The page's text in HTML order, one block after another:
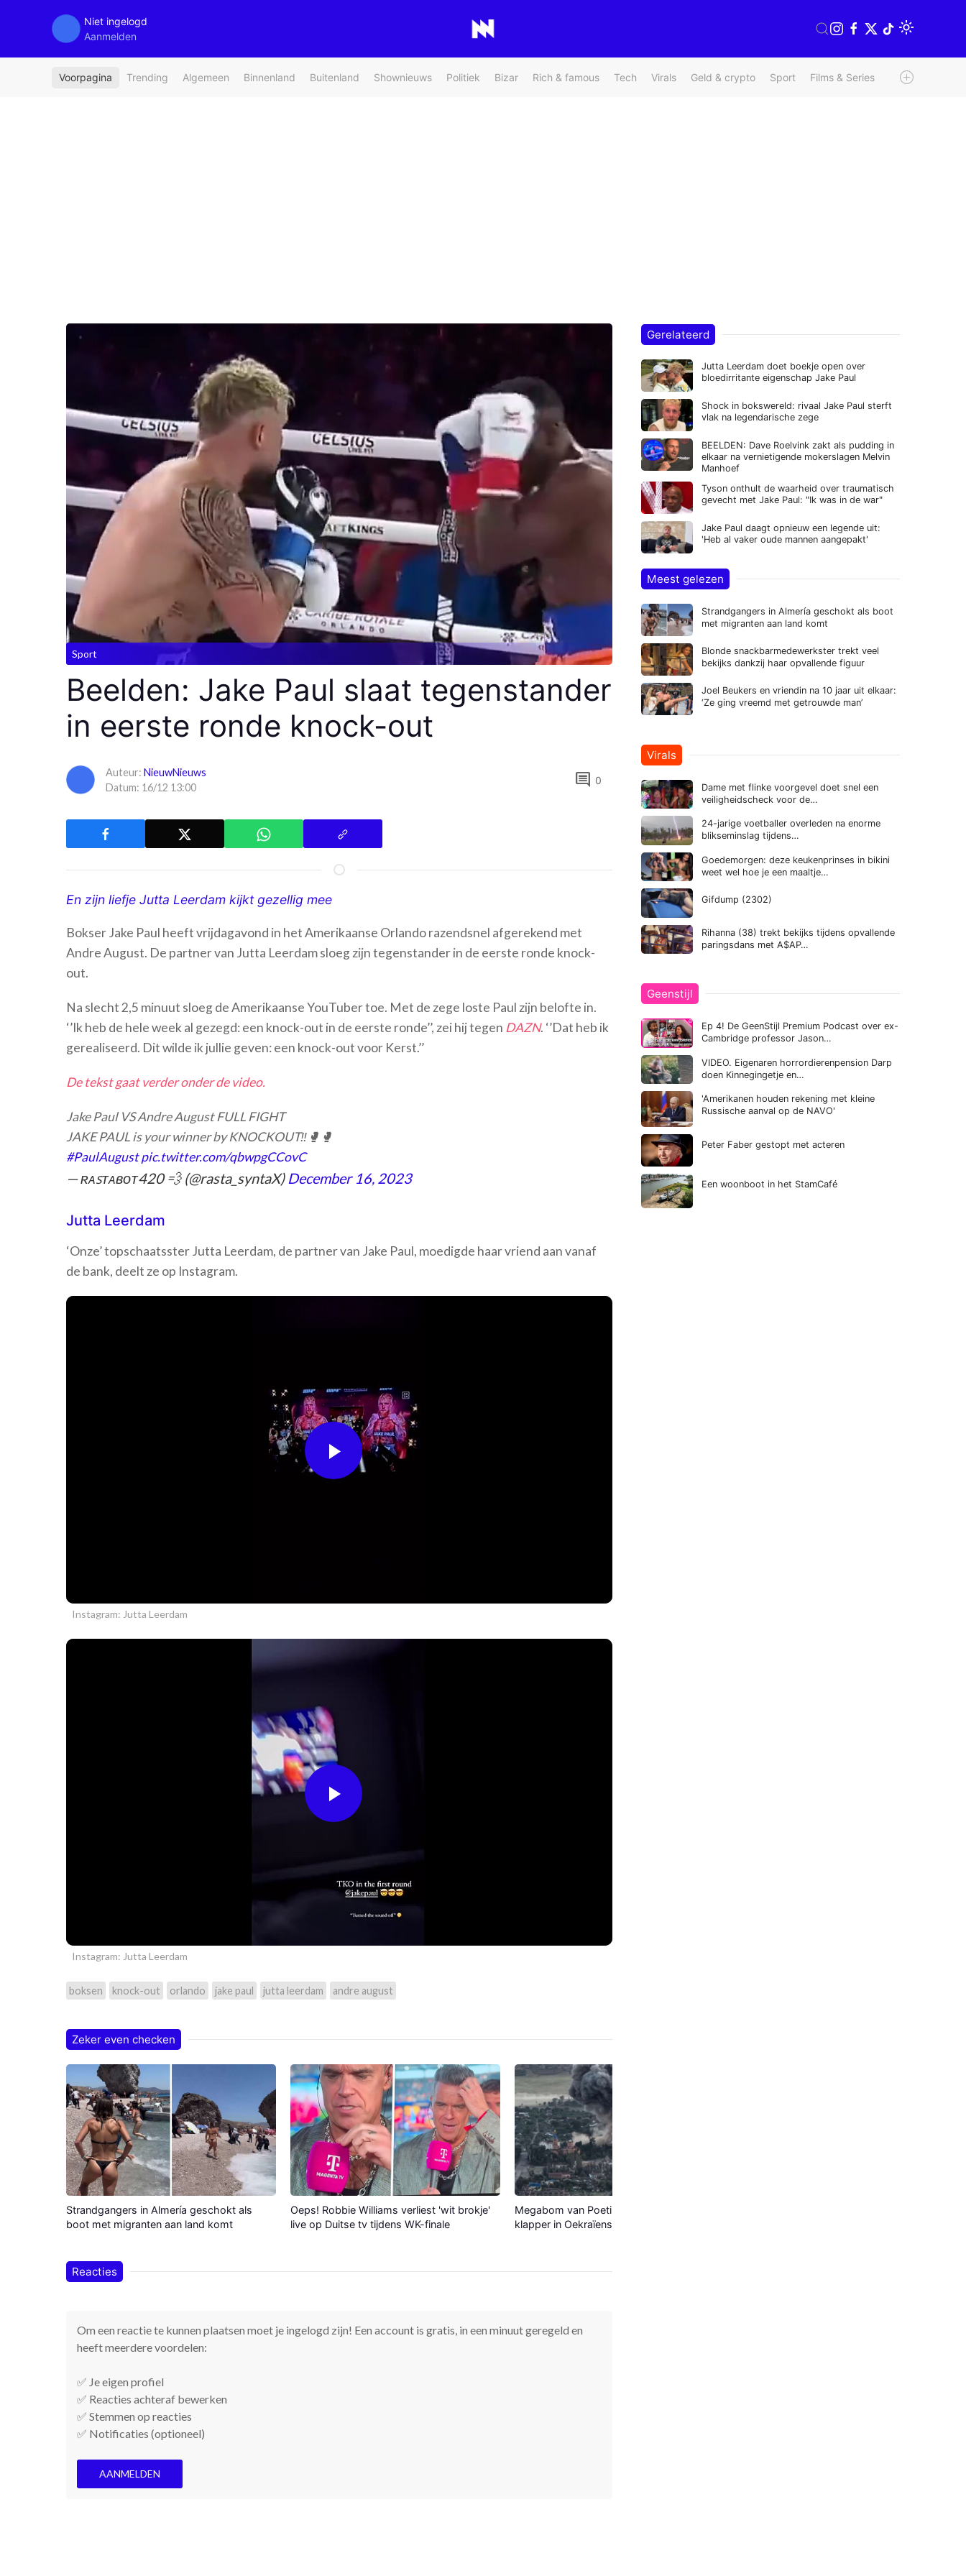
Niet ingelogd
Aanmelden
Voorpagina Trending Algemeen Binnenland Buitenland Shownieuws Politiek Bizar Rich & famous Tech Virals Geld & crypto Sport Films & Series Radio & TV
Sport
Beelden: Jake Paul slaat tegenstander
in eerste ronde knock-out
Auteur: NieuwNieuws
Datum: 16/12 13:00
comment 0
En zijn liefje Jutta Leerdam kijkt gezellig mee
Bokser Jake Paul heeft vrijdagavond in het Amerikaanse Orlando razendsnel afgerekend met
Andre August. De partner van Jutta Leerdam sloeg zijn tegenstander in de eerste ronde knock-
out.
Na slecht 2,5 minuut sloeg de Amerikaanse YouTuber toe. Met de zege loste Paul zijn belofte in.
‘’Ik heb de hele week al gezegd: een knock-out in de eerste ronde’’, zei hij tegen DAZN. ‘’Dat heb ik
gerealiseerd. Dit wilde ik jullie geven: een knock-out voor Kerst.’’
De tekst gaat verder onder de video.
Jake Paul VS Andre August FULL FIGHT
JAKE PAUL is your winner by KNOCKOUT‼️🥊🥊
#PaulAugustpic.twitter.com/qbwpgCCovC
— ʀᴀꜱᴛᴀʙᴏᴛ420 💨 (@rasta_syntaX) December 16, 2023
Jutta Leerdam
‘Onze’ topschaatsster Jutta Leerdam, de partner van Jake Paul, moedigde haar vriend aan vanaf
de bank, deelt ze op Instagram.
Play
Video
Instagram: Jutta Leerdam
Play
Video
Instagram: Jutta Leerdam
boksen knock-out orlando jake paul jutta leerdam andre august
Zeker even checken
Strandgangers in Almería geschokt als
boot met migranten aan land komt
Oeps! Robbie Williams verliest 'wit brokje'
live op Duitse tv tijdens WK-finale
Megabom van Poetin maakt gigantische
klapper in Oekraïense stad
Reacties
Om een reactie te kunnen plaatsen moet je ingelogd zijn! Een account is gratis, in een minuut geregeld en
heeft meerdere voordelen:
✅ Je eigen profiel
✅ Reacties achteraf bewerken
✅ Stemmen op reacties
✅ Notificaties (optioneel)
AANMELDEN
Gerelateerd
Jutta Leerdam doet boekje open over
bloedirritante eigenschap Jake Paul
Shock in bokswereld: rivaal Jake Paul sterft
vlak na legendarische zege
BEELDEN: Dave Roelvink zakt als pudding in
elkaar na vernietigende mokerslagen Melvin
Manhoef
Tyson onthult de waarheid over traumatisch
gevecht met Jake Paul: "Ik was in de war"
Jake Paul daagt opnieuw een legende uit:
'Heb al vaker oude mannen aangepakt'
Meest gelezen
Strandgangers in Almería geschokt als boot
met migranten aan land komt
Blonde snackbarmedewerkster trekt veel
bekijks dankzij haar opvallende figuur
Joel Beukers en vriendin na 10 jaar uit elkaar:
‘Ze ging vreemd met getrouwde man’
Virals
Dame met flinke voorgevel doet snel een
veiligheidscheck voor de…
24-jarige voetballer overleden na enorme
blikseminslag tijdens…
Goedemorgen: deze keukenprinses in bikini
weet wel hoe je een maaltje…
Gifdump (2302)
Rihanna (38) trekt bekijks tijdens opvallende
paringsdans met A$AP…
Geenstijl
Ep 4! De GeenStijl Premium Podcast over ex-
Cambridge professor Jason…
VIDEO. Eigenaren horrordierenpension Darp
doen Kinnegingetje en…
'Amerikanen houden rekening met kleine
Russische aanval op de NAVO'
Peter Faber gestopt met acteren
Een woonboot in het StamCafé